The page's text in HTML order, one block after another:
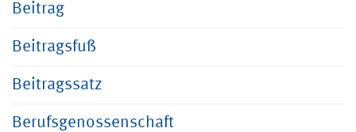
Beitrag
Beitragsfuß
Beitragssatz
Berufsgenossenschaft